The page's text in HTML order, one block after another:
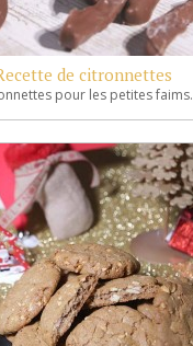
de citronnettes
pour les petites faims.